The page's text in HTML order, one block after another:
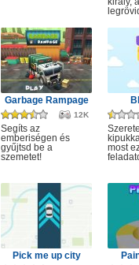
Garbage Rampage
12K
Segíts az
emberiségen és
gyűjtsd be a
szemetet!
most
Pick me up city